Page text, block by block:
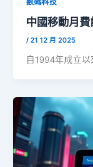
中國移動月
/21 12 月 2025
自1994年成立